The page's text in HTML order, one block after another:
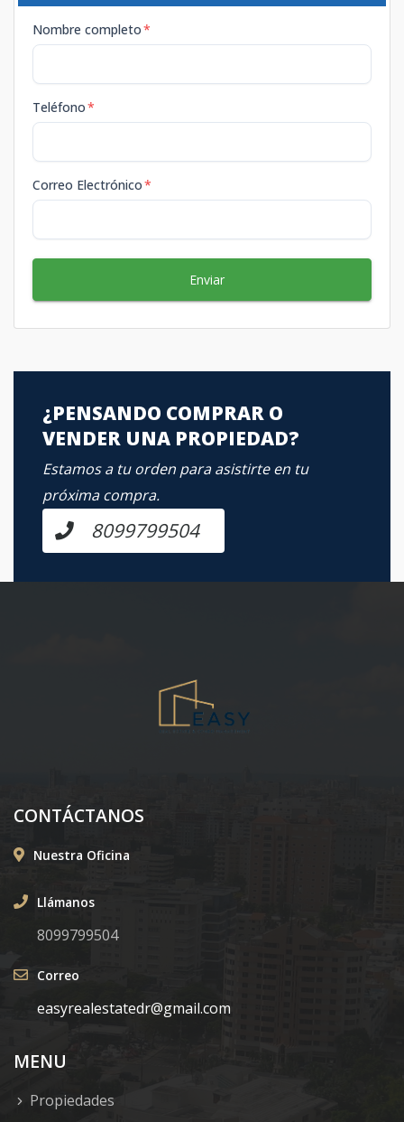
Nombre completo*
Teléfono*
Correo Electrónico*
Enviar
¿PENSANDO COMPRAR O
VENDER UNA PROPIEDAD?
Estamos a tu orden para asistirte en tu
próxima compra.
8099799504
CONTÁCTANOS
Nuestra Oficina
Llámanos
8099799504
Correo
easyrealestatedr@gmail.com
MENU
Propiedades